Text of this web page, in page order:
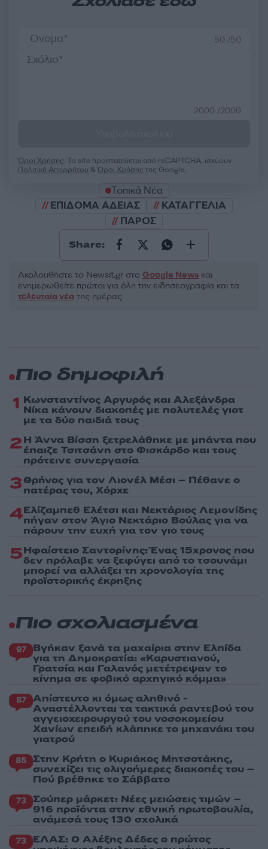
50 /50
2000 /2000
Όροι Χρήσης. Το site προστατεύεται από reCAPTCHA, ισχύουν
Πολιτική Απορρήτου &Όροι Χρήσης της Google.
Τοπικά Νέα
ΕΠΙΔΟΜΑ ΑΔΕΙΑΣ
ΚΑΤΑΓΓΕΛΙΑ
ΠΑΡΟΣ
Share:
Ακολουθήστε το Νewsit.gr στο Google News και
ενημερωθείτε πρώτοι για όλη την ειδησεογραφία και τα
τελευταία νέα της ημέρας
Πιο δημοφιλή
1 Κωνσταντίνος Αργυρός και Αλεξάνδρα
Νίκα κάνουν διακοπές με πολυτελές γιοτ
με τα δύο παιδιά τους
2Η Άννα Βίσση ξετρελάθηκε με μπάντα που
έπαιζε Τσιτσάνη στο Φισκάρδο και τους
πρότεινε συνεργασία
3Θρήνος για τον Λιονέλ Μέσι – Πέθανε ο
πατέρας του, Χόρχε
4Ελίζαμπεθ Ελέτσι και Νεκτάριος Λεμονίδης
πήγαν στον Άγιο Νεκτάριο Βούλας για να
πάρουν την ευχή για τον γιο τους
5Ηφαίστειο Σαντορίνης: Ένας 15χρονος που
δεν πρόλαβε να ξεφύγει από το τσουνάμι
μπορεί να αλλάξει τη χρονολογία της
προϊστορικής έκρηξης
Πιο σχολιασμένα
97 Βγήκαν ξανά τα μαχαίρια στην Ελπίδα
για τη Δημοκρατία: «Καρυστιανού,
Γρατσία και Γαλανός μετέτρεψαν το
κίνημα σε φοβικό αρχηγικό κόμμα»
87 Απίστευτο κι όμως αληθινό -
Aναστέλλονται τα τακτικά ραντεβού του
αγγειοχειρουργού του νοσοκομείου
Χανίων επειδή κλάπηκε το μηχανάκι του
γιατρού
85 Στην Κρήτη ο Κυριάκος Μητσοτάκης,
συνεχίζει τις ολιγοήμερες διακοπές του –
Πού βρέθηκε το Σάββατο
73 Σούπερ μάρκετ: Νέες μειώσεις τιμών –
916 προϊόντα στην εθνική πρωτοβουλία,
ανάμεσά τους 130 σχολικά
73 ΕΛΑΣ: Ο Αλέξης Δέδες ο πρώτος